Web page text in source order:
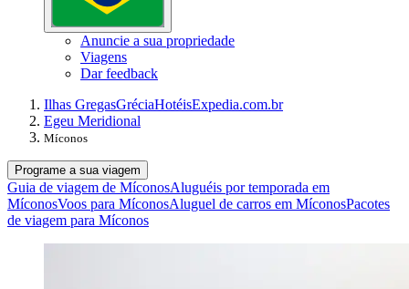
Anuncie a sua propriedade
Viagens
Dar feedback
Ilhas GregasGréciaHotéisExpedia.com.br
Egeu Meridional
Míconos
Programe a sua viagem
Guia de viagem de MíconosAluguéis por temporada em
MíconosVoos para MíconosAluguel de carros em MíconosPacotes
de viagem para Míconos